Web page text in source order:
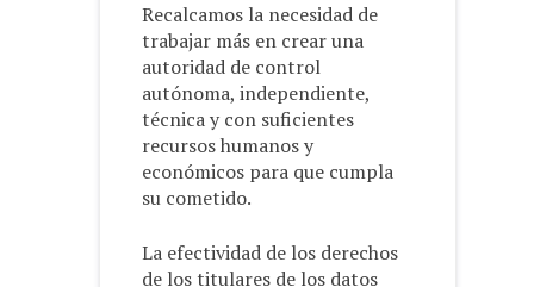
Recalcamos la necesidad de
trabajar más en crear una
autoridad de control
autónoma, independiente,
técnica y con suficientes
recursos humanos y
económicos para que cumpla
su cometido.
La efectividad de los derechos
de los titulares de los datos